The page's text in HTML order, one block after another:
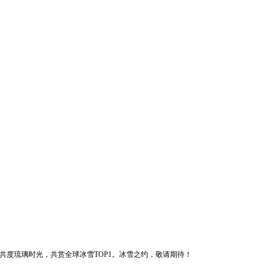
琉璃时光，共赏全球冰雪TOP1。冰雪之约，敬请期待！